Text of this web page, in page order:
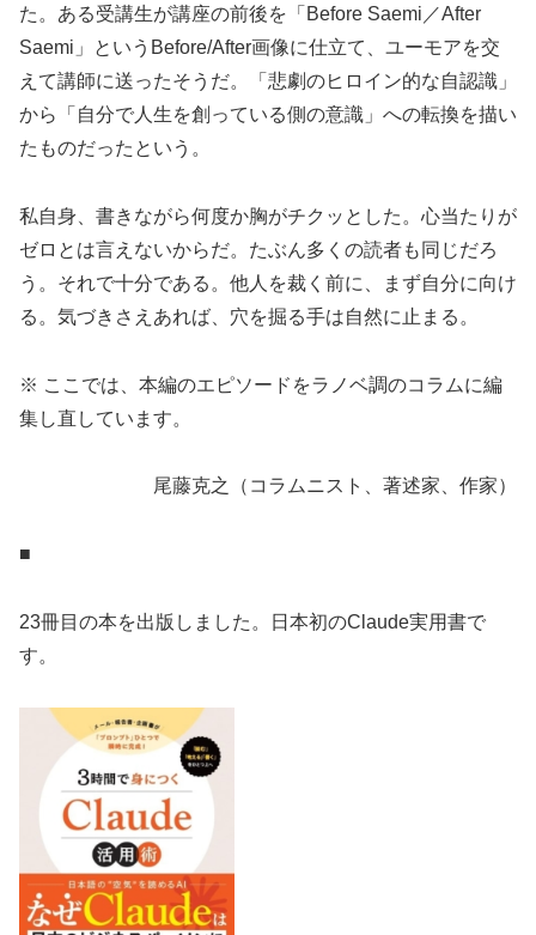
た。ある受講生が講座の前後を「Before Saemi／After
Saemi」というBefore/After画像に仕立て、ユーモアを交
えて講師に送ったそうだ。「悲劇のヒロイン的な自認識」
から「自分で人生を創っている側の意識」への転換を描い
たものだったという。
私自身、書きながら何度か胸がチクッとした。心当たりが
ゼロとは言えないからだ。たぶん多くの読者も同じだろ
う。それで十分である。他人を裁く前に、まず自分に向け
る。気づきさえあれば、穴を掘る手は自然に止まる。
※ ここでは、本編のエピソードをラノベ調のコラムに編
集し直しています。
尾藤克之（コラムニスト、著述家、作家）
■
23冊目の本を出版しました。日本初のClaude実用書で
す。